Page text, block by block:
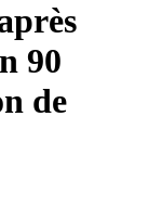
90
de